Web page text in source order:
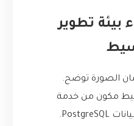
بيئة تطوير
الصورة توضح.
مكون من خدمة